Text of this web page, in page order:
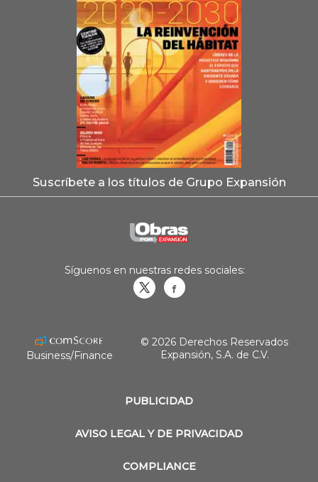
Suscríbete a los títulos de Grupo Expansión
PUBLICIDAD
AVISO LEGAL Y DE PRIVACIDAD
COMPLIANCE
Síguenos en nuestras redes sociales:
Business/Finance
© 2026 Derechos Reservados
Expansión, S.A. de C.V.